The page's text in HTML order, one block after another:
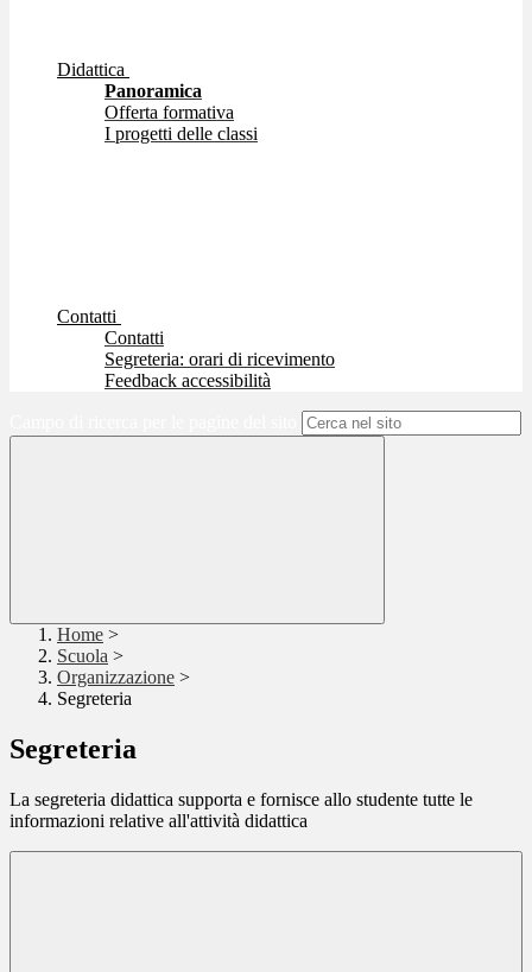
Didattica
Panoramica
Offerta formativa
I progetti delle classi
Contatti
Contatti
Segreteria: orari di ricevimento
Feedback accessibilità
Home >
Scuola >
Organizzazione >
Segreteria
Segreteria
La segreteria didattica supporta e fornisce allo studente tutte le
informazioni relative all'attività didattica